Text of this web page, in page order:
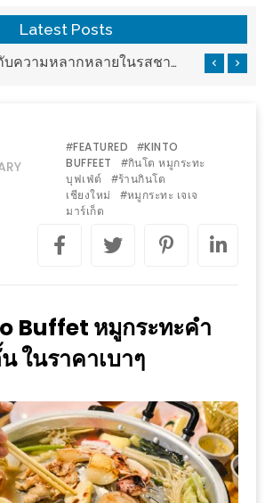
Latest Posts
มาที่เดียว จบ ครบ กับความหลากหลายในรสชาติที่นำมาจากทั่วเมืองจีนที่ HAN The Chinese Cuisine
#FEATURED #KINTO
BUFFEET
#กินโต หมูกระทะ
บุฟเฟ่ต์
#ร้านกินโต
เชียงใหม่
#หมูกระทะ เจเจ
มาร์เก็ต
Buffet หมูกระทะคำ
ในราคาเบาๆ